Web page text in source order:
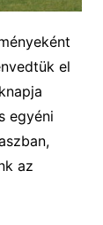
el
egyéni
az